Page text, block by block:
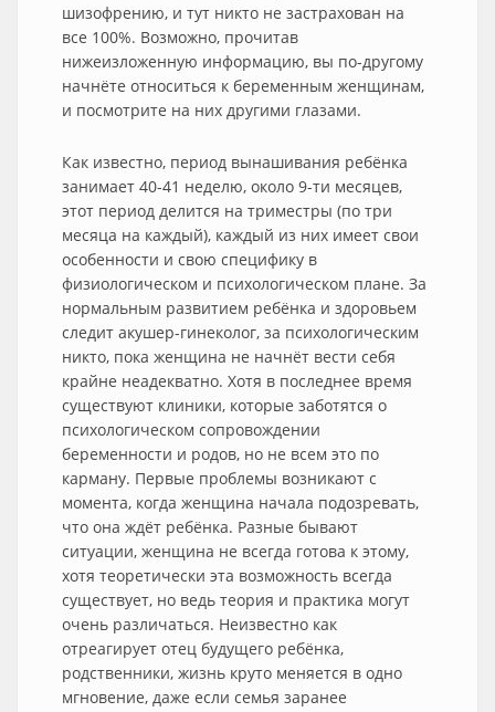
шизофрению, и тут никто не застрахован на
все 100%. Возможно, прочитав
нижеизложенную информацию, вы по-другому
начнёте относиться к беременным женщинам,
и посмотрите на них другими глазами.
Как известно, период вынашивания ребёнка
занимает 40-41 неделю, около 9-ти месяцев,
этот период делится на триместры (по три
месяца на каждый), каждый из них имеет свои
особенности и свою специфику в
физиологическом и психологическом плане. За
нормальным развитием ребёнка и здоровьем
следит акушер-гинеколог, за психологическим
никто, пока женщина не начнёт вести себя
крайне неадекватно. Хотя в последнее время
существуют клиники, которые заботятся о
психологическом сопровождении
беременности и родов, но не всем это по
карману. Первые проблемы возникают с
момента, когда женщина начала подозревать,
что она ждёт ребёнка. Разные бывают
ситуации, женщина не всегда готова к этому,
хотя теоретически эта возможность всегда
существует, но ведь теория и практика могут
очень различаться. Неизвестно как
отреагирует отец будущего ребёнка,
родственники, жизнь круто меняется в одно
мгновение, даже если семья заранее